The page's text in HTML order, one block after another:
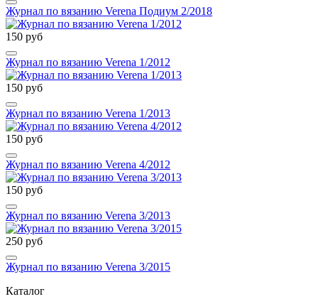
Журнал по вязанию Verena Подиум 2/2018
150 руб
Журнал по вязанию Verena 1/2012
150 руб
Журнал по вязанию Verena 1/2013
150 руб
Журнал по вязанию Verena 4/2012
150 руб
Журнал по вязанию Verena 3/2013
250 руб
Журнал по вязанию Verena 3/2015
Каталог